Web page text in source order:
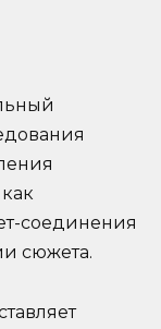
соединения
сюжета.